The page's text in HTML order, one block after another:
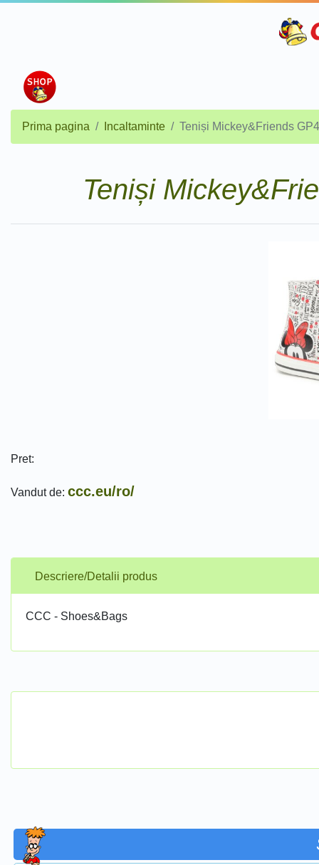
Prima pagina Incaltaminte Teniși Mickey&Friends
Teniși
Pret:
Vandut de: ccc.eu/ro/
Descriere/Detalii produs
CCC - Shoes&Bags